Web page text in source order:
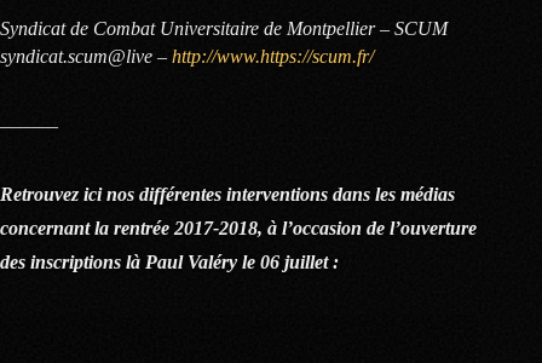
Syndicat de Combat Universitaire de Montpellier – SCUM
syndicat.scum@live – http://www.https://scum.fr/
———
Retrouvez ici nos différentes interventions dans les médias
concernant la rentrée 2017-2018, à l’occasion de l’ouverture
des inscriptions là Paul Valéry le 06 juillet :